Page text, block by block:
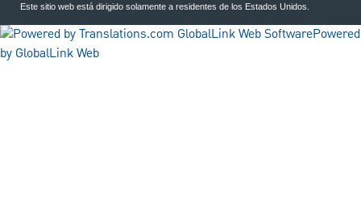
Este sitio web está dirigido solamente a residentes de los Estados Unidos.
Powered
by GlobalLink Web